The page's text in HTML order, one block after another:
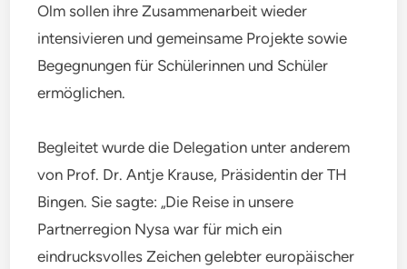
Olm sollen ihre Zusammenarbeit wieder
intensivieren und gemeinsame Projekte sowie
Begegnungen für Schülerinnen und Schüler
ermöglichen.
Begleitet wurde die Delegation unter anderem
von Prof. Dr. Antje Krause, Präsidentin der TH
Bingen. Sie sagte: „Die Reise in unsere
Partnerregion Nysa war für mich ein
eindrucksvolles Zeichen gelebter europäischer